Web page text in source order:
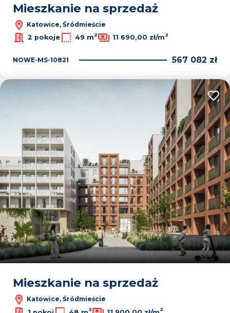
Mieszkanie na sprzedaż
Katowice, Śródmieście
2 pokoje
49 m2 11 690,00 zł/m2
NOWE-MS-10821 567 082 zł
Mieszkanie na sprzedaż
Katowice, Śródmieście
2 2